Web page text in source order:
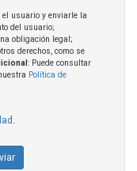
usuario y enviarle la
del usuario;
obligación legal;
derechos, como se
: Puede consultar
Política de